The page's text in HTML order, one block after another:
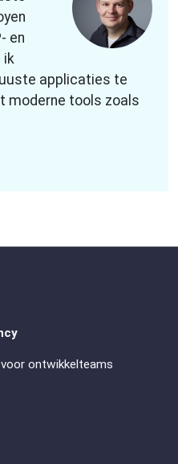
en
ik
applicaties te
moderne tools zoals
ontwikkelteams